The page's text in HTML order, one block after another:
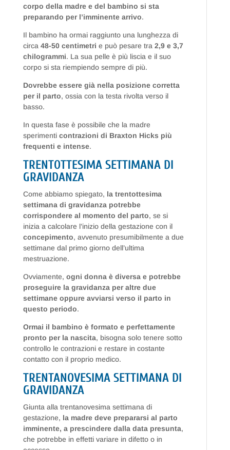
corpo della madre e del bambino si sta
preparando per l’imminente arrivo.
Il bambino ha ormai raggiunto una lunghezza di
circa 48-50 centimetri e può pesare tra 2,9 e 3,7
chilogrammi. La sua pelle è più liscia e il suo
corpo si sta riempiendo sempre di più.
Dovrebbe essere già nella posizione corretta
per il parto, ossia con la testa rivolta verso il
basso.
In questa fase è possibile che la madre
sperimenti contrazioni di Braxton Hicks più
frequenti e intense.
TRENTOTTESIMA SETTIMANA DI
GRAVIDANZA
Come abbiamo spiegato, la trentottesima
settimana di gravidanza potrebbe
corrispondere al momento del parto, se si
inizia a calcolare l’inizio della gestazione con il
concepimento, avvenuto presumibilmente a due
settimane dal primo giorno dell’ultima
mestruazione.
Ovviamente, ogni donna è diversa e potrebbe
proseguire la gravidanza per altre due
settimane oppure avviarsi verso il parto in
questo periodo.
Ormai il bambino è formato e perfettamente
pronto per la nascita, bisogna solo tenere sotto
controllo le contrazioni e restare in costante
contatto con il proprio medico.
TRENTANOVESIMA SETTIMANA DI
GRAVIDANZA
Giunta alla trentanovesima settimana di
gestazione, la madre deve prepararsi al parto
imminente, a prescindere dalla data presunta,
che potrebbe in effetti variare in difetto o in